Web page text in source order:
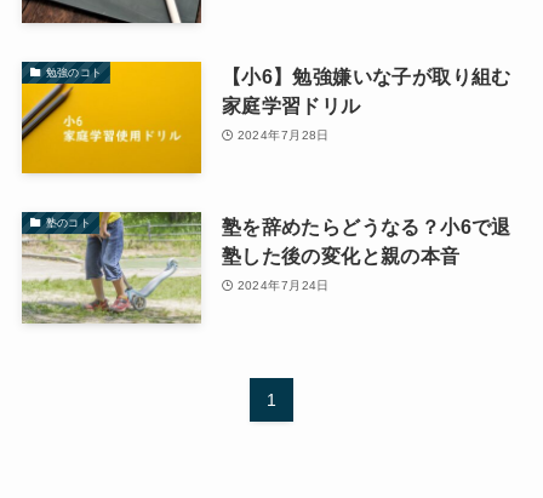
勉強のコト
【小6】勉強嫌いな子が取り組む
家庭学習ドリル
2024年7月28日
塾のコト
塾を辞めたらどうなる？小6で退
塾した後の変化と親の本音
2024年7月24日
1